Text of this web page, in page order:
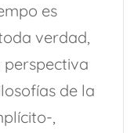
es
verdad,
perspectiva
de la
,